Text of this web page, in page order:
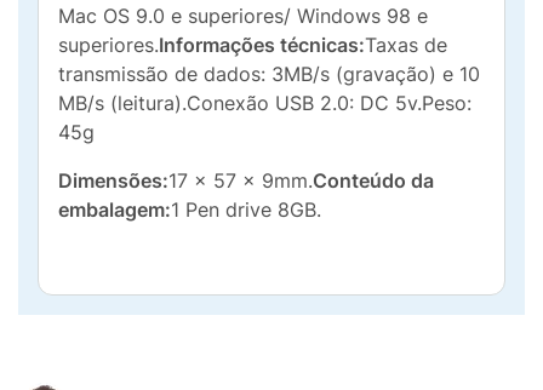
Mac OS 9.0 e superiores/ Windows 98 e
superiores.Informações técnicas:Taxas de
transmissão de dados: 3MB/s (gravação) e 10
MB/s (leitura).Conexão USB 2.0: DC 5v.Peso:
45g
Dimensões:17 x 57 x 9mm.Conteúdo da
embalagem:1 Pen drive 8GB.